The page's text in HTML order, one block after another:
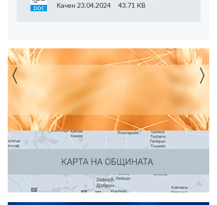
Качен 23.04.2024 43.71 KB